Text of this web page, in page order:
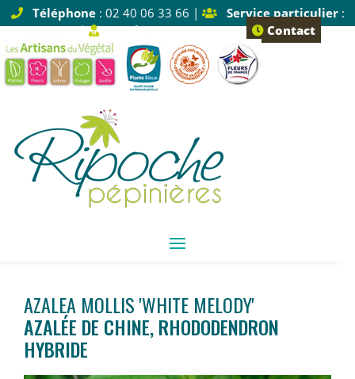
Téléphone: 02 40 06 33 66 | Service particulier:
Tapez 1 |
Service pro: Tapez 2 Contact
AZALEA MOLLIS 'WHITE MELODY'
AZALÉE DE CHINE, RHODODENDRON
HYBRIDE